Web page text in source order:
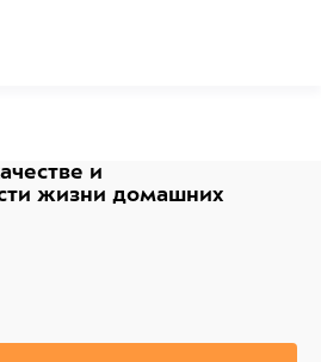
и
жизни домашних